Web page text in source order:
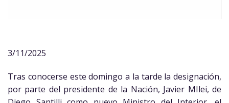
3/11/2025
Tras conocerse este domingo a la tarde la designación,
por parte del presidente de la Nación, Javier MIlei, de